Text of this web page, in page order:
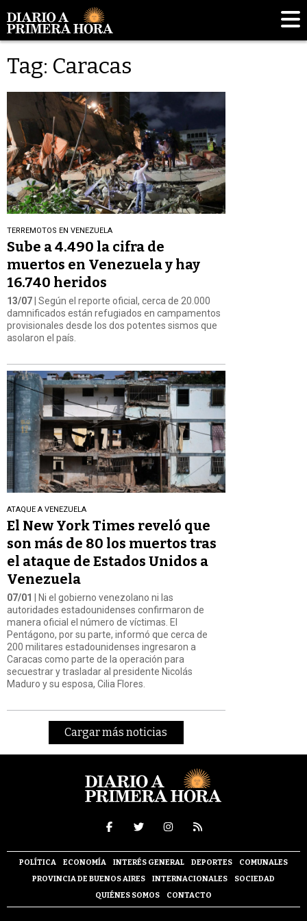
Tag: Caracas
TERREMOTOS EN VENEZUELA
Sube a 4.490 la cifra de
muertos en Venezuela y hay
16.740 heridos
13/07 | Según el reporte oficial, cerca de 20.000
damnificados están refugiados en campamentos
provisionales desde los dos potentes sismos que
asolaron el país.
ATAQUE A VENEZUELA
El New York Times reveló que
son más de 80 los muertos tras
el ataque de Estados Unidos a
Venezuela
07/01
| Ni el gobierno venezolano ni las
autoridades estadounidenses confirmaron de
manera oficial el número de víctimas. El
Pentágono, por su parte, informó que cerca de
200 militares estadounidenses ingresaron a
Caracas como parte de la operación para
secuestrar y trasladar al presidente Nicolás
Maduro y su esposa, Cilia Flores.
Cargar más noticias
POLÍTICA ECONOMÍA INTERÉS GENERAL DEPORTES
COMUNALES
PROVINCIA DE BUENOS AIRES
INTERNACIONALES
SOCIEDAD
QUIÉNES SOMOS
CONTACTO